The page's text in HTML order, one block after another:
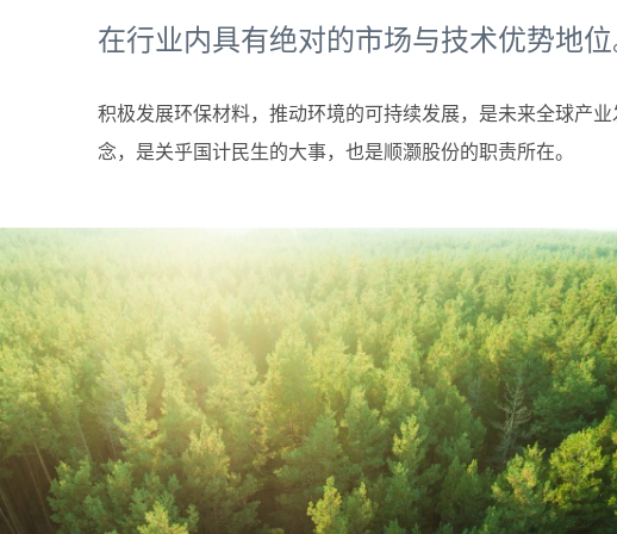
在行业内具有绝对的市场与技术优势地位
积极发展环保材料，推动环境的可持续发展，是未来全球产业
念，是关乎国计民生的大事，也是顺灏股份的职责所在。